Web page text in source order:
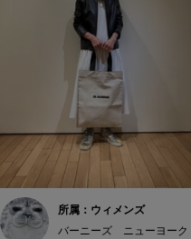
所属：ウィメンズ
バーニーズ ニューヨーク